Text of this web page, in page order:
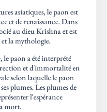
asiatiques, le paon est
et de renaissance. Dans
au dieu Krishna et est
la mythologie.
paon a été interprété
et d'immortalité en
selon laquelle le paon
plumes. Les plumes de
l'espérance
mort.